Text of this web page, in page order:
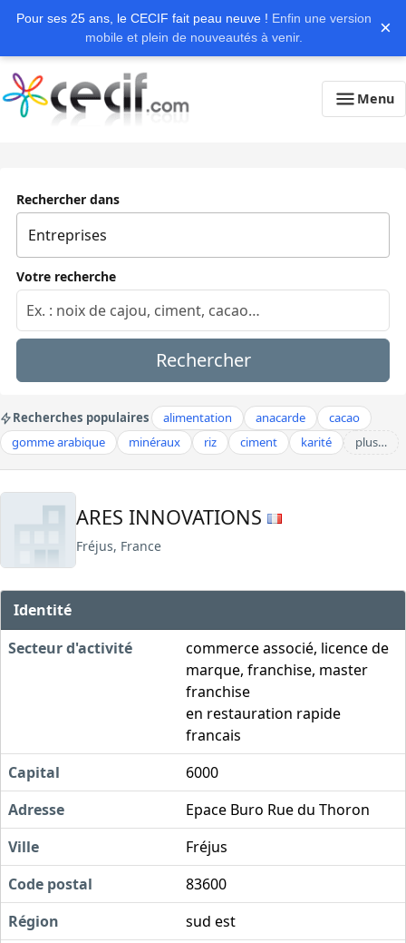
Pour ses 25 ans, le CECIF fait peau neuve ! Enfin une version
mobile et plein de nouveautés à venir.
×
Menu
Rechercher dans
Votre recherche
Rechercher
Recherches populaires alimentation anacarde
cacao
gomme arabique
minéraux riz ciment karité plus…
ARES INNOVATIONS
Fréjus, France
Identité
Secteur d'activité
commerce associé, licence de
marque, franchise, master
franchise
en restauration rapide
francais
Capital
6000
Adresse
Epace Buro Rue du Thoron
Ville
Fréjus
Code postal
83600
Région
sud est